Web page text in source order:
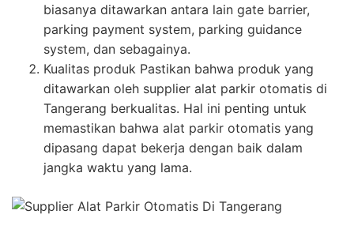
biasanya ditawarkan antara lain gate barrier,
parking payment system, parking guidance
system, dan sebagainya.
Kualitas produk Pastikan bahwa produk yang
ditawarkan oleh supplier alat parkir otomatis di
Tangerang berkualitas. Hal ini penting untuk
memastikan bahwa alat parkir otomatis yang
dipasang dapat bekerja dengan baik dalam
jangka waktu yang lama.